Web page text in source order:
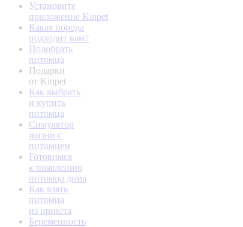
Установите
приложение Kinpet
Какая порода
подходит вам?
Подобрать
питомца
Подарки
от Kinpet
Как выбрать
и купить
питомца
Симулятор
жизни с
питомцем
Готовимся
к появлению
питомца дома
Как взять
питомца
из приюта
Беременность